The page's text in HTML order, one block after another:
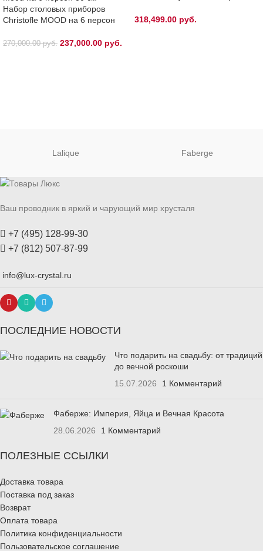
Набор столовых приборов
Christofle MOOD на 6 персон
270,000.00руб. 237,000.00 руб.
318,499.00 руб.
Lalique Faberge
Ваш проводник в яркий и чарующий мир хрусталя
+7 (495) 128-99-30
+7 (812) 507-87-99
info@lux-crystal.ru
ПОСЛЕДНИЕ НОВОСТИ
Что подарить на свадьбу: от традиций
до вечной роскоши
15.07.2026
1 Комментарий
Фаберже: Империя, Яйца и Вечная Красота
28.06.2026
1 Комментарий
ПОЛЕЗНЫЕ ССЫЛКИ
Доставка товара
Поставка под заказ
Возврат
Оплата товара
Политика конфиденциальности
Пользовательское соглашение